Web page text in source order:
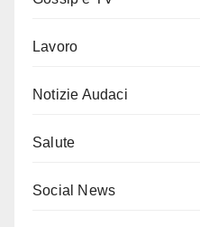
Lavoro
Notizie Audaci
Salute
Social News